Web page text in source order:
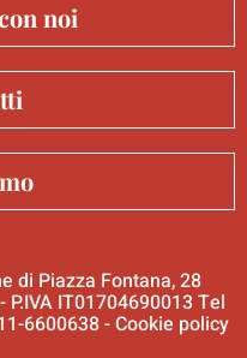
noi
di Piazza Fontana, 28
IT01704690013 Tel
6600638 -Cookie policy